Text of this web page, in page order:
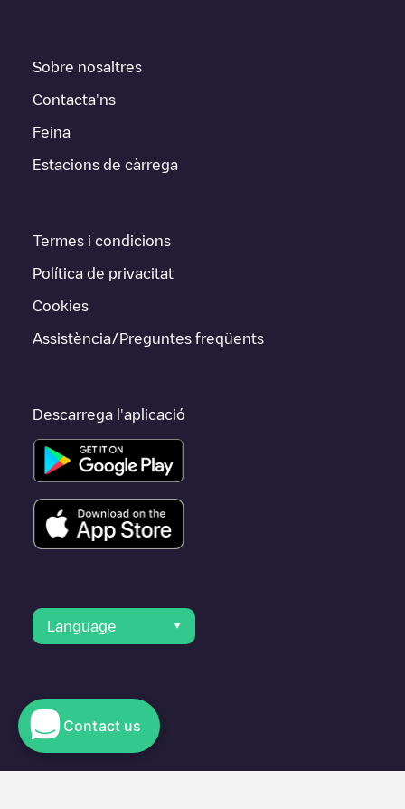
Sobre nosaltres
Contacta'ns
Feina
Estacions de càrrega
Termes i condicions
Política de privacitat
Cookies
Assistència/Preguntes freqüents
Descarrega l'aplicació
Language
© 2023 Electromaps
Contact us